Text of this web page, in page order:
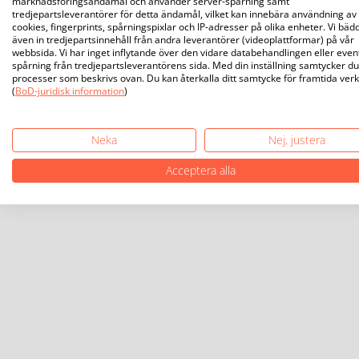
tredjepartsleverantörer för detta ändamål, vilket kan innebära användning av
cookies, fingerprints, spårningspixlar och IP-adresser på olika enheter. Vi
även in tredjepartsinnehåll från andra leverantörer (videoplattformar) på vår
webbsida. Vi har inget inflytande över den vidare databehandlingen eller
spårning från tredjepartsleverantörens sida. Med din inställning samtycker
processer som beskrivs ovan. Du kan återkalla ditt samtycke för framtida
(BoD-juridisk information)
Neka
Nej, justera
Acceptera alla